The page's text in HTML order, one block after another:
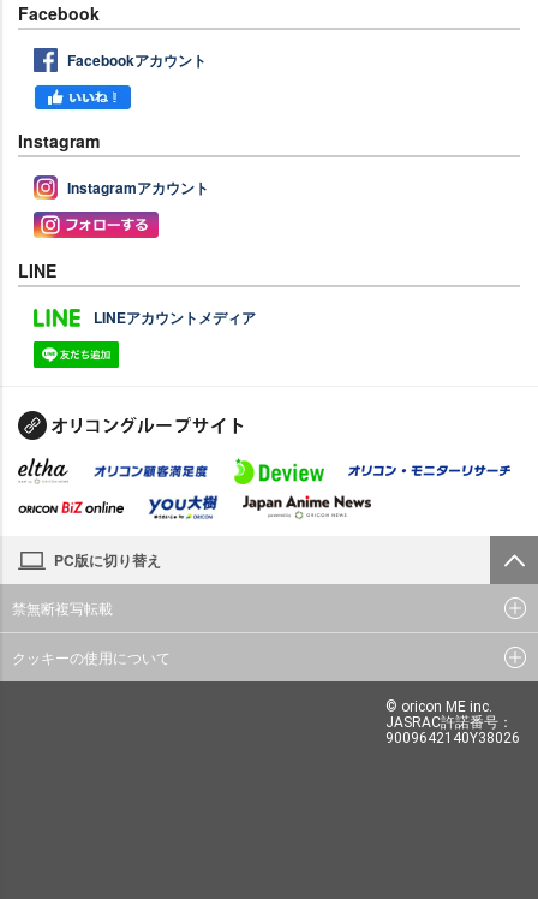
Facebook
Facebookアカウント
Instagram
Instagramアカウント
LINE
LINEアカウントメディア
PC版に切り替え
禁無断複写転載
クッキーの使用について
© oricon ME inc.
JASRAC許諾番号：
9009642140Y38026